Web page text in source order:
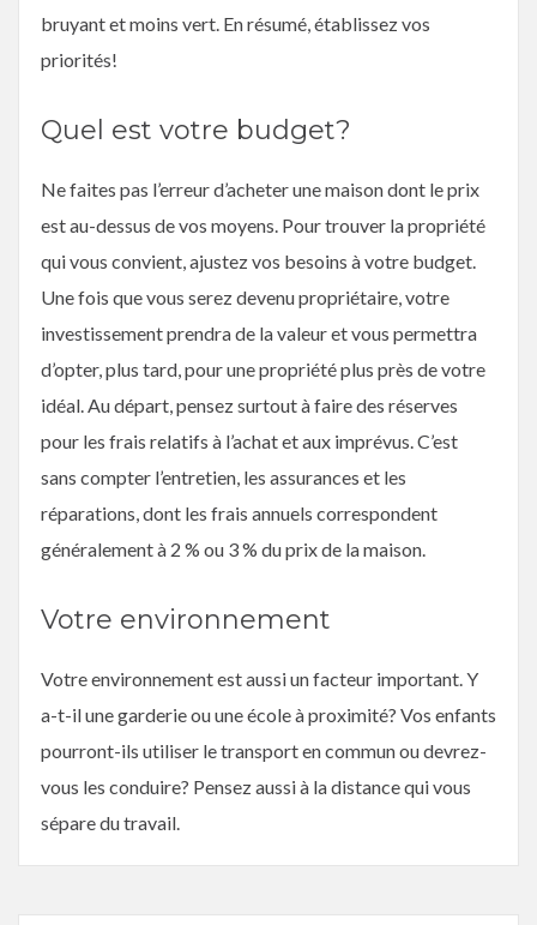
bruyant et moins vert. En résumé, établissez vos
priorités!
Quel est votre budget?
Ne faites pas l’erreur d’acheter une maison dont le prix
est au-dessus de vos moyens. Pour trouver la propriété
qui vous convient, ajustez vos besoins à votre budget.
Une fois que vous serez devenu propriétaire, votre
investissement prendra de la valeur et vous permettra
d’opter, plus tard, pour une propriété plus près de votre
idéal. Au départ, pensez surtout à faire des réserves
pour les frais relatifs à l’achat et aux imprévus. C’est
sans compter l’entretien, les assurances et les
réparations, dont les frais annuels correspondent
généralement à 2 % ou 3 % du prix de la maison.
Votre environnement
Votre environnement est aussi un facteur important. Y
a-t-il une garderie ou une école à proximité? Vos enfants
pourront-ils utiliser le transport en commun ou devrez-
vous les conduire? Pensez aussi à la distance qui vous
sépare du travail.